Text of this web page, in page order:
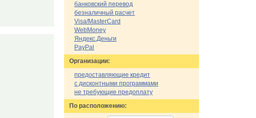
банковский перевод
безналичный расчет
Visa/MasterCard
WebMoney
Яндекс.Деньги
PayPal
Организации:
предоставляющие кредит
с дисконтными программами
не требующие предоплату
По расположению: